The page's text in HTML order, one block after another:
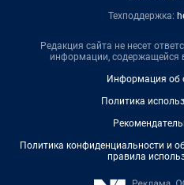
Техподдержка:
Редакция сайта не несет
информации, содержащейся
Информация об
Политика
Политика конфиденциальности и
правила